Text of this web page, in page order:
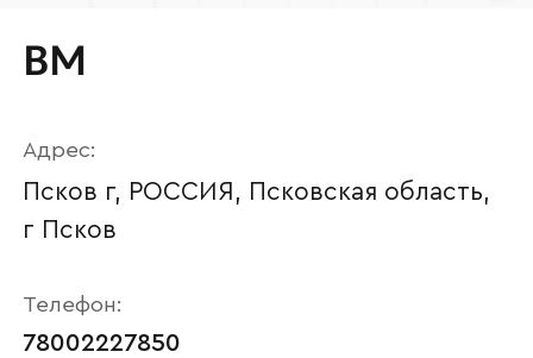
ВМ
Адрес:
Псков г, РОССИЯ, Псковская область,
г Псков
Телефон:
78002227850